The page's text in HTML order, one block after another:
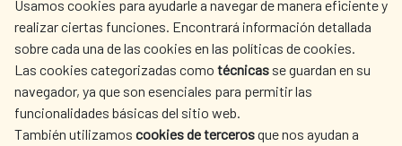
Usamos cookies para ayudarle a navegar de manera eficiente y
realizar ciertas funciones. Encontrará información detallada
sobre cada una de las cookies en las políticas de cookies.
Las cookies categorizadas como técnicas se guardan en su
navegador, ya que son esenciales para permitir las
funcionalidades básicas del sitio web.
También utilizamos cookies de tercerosque nos ayudan a
AECID
WHERE DO WE COOPERATE?
SPANISH HUMANITARIAN
ACTION
PRESS ROOM
CULTURE AND SCIENCE LIBRARY